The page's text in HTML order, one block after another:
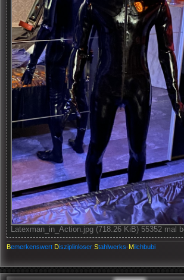
Latexman_in_Action.jpg (718.26 KiB) 55352 mal
Bemerkenswert Disziplinloser Stahlwerks-Milchbubi